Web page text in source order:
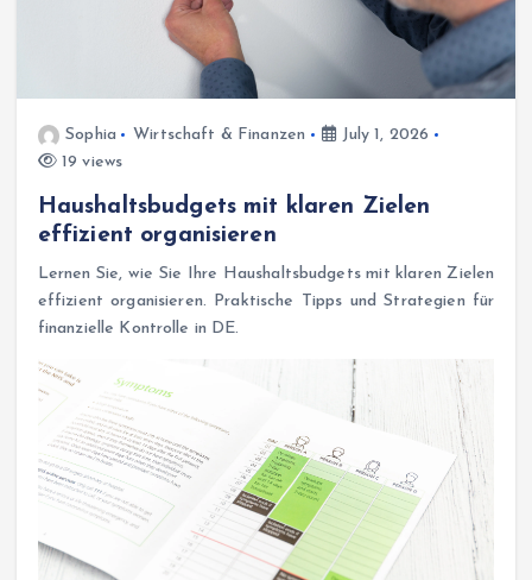
Sophia Wirtschaft & Finanzen
July 1, 2026
19 views
Haushaltsbudgets mit klaren Zielen
effizient organisieren
Lernen Sie, wie Sie Ihre Haushaltsbudgets mit klaren Zielen
effizient organisieren. Praktische Tipps und Strategien für
finanzielle Kontrolle in DE.